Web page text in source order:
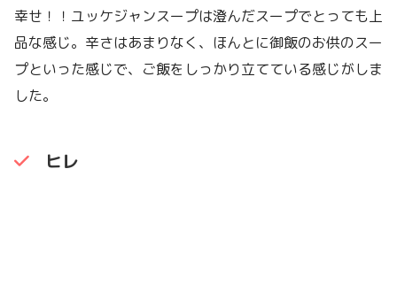
幸せ！！ユッケジャンスープは澄んだスープでとっても上
品な感じ。辛さはあまりなく、ほんとに御飯のお供のスー
プといった感じで、ご飯をしっかり立てている感じがしま
した。
ヒレ